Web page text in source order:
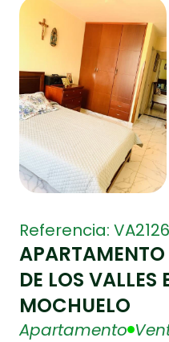
Referencia: VA2126
DE LOS VALLES
MOCHUELO
Apartamento